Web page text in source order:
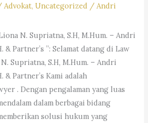
Advokat,Uncategorized / Andri
N. Supriatna, S.H, M.Hum. – Andri
& Partner’s ”: Selamat datang di Law
Supriatna, S.H, M.Hum. – Andri
& Partner’s Kami adalah
. Dengan pengalaman yang luas
dalam berbagai bidang
solusi hukum yang